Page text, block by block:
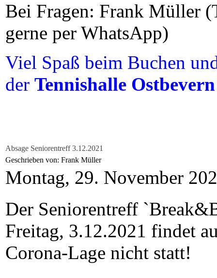
Bei Fragen: Frank Müller
gerne per WhatsApp)
Viel Spaß beim Buchen
der Tennishalle Ostbevern
Absage Seniorentreff 3.12.2021
Geschrieben von: Frank Müller
Montag, 29. November
Der Seniorentreff
Freitag, 3.12.2021 findet
Corona-Lage nicht statt!